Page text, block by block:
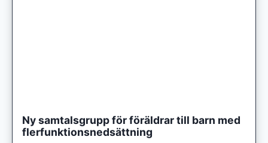
Ny samtalsgrupp för föräldrar till barn med
flerfunktionsnedsättning